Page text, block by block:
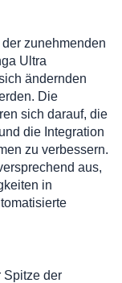
zunehmenden
Ultra
ändernden
Die
sich darauf, die
die Integration
zu verbessern.
aus,
in
Spitze der